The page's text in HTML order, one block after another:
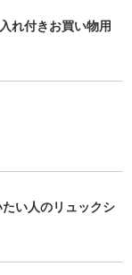
れ付きお買い物用
い人のリュックシ